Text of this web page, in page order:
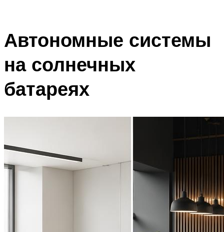
Автономные системы
на солнечных
батареях